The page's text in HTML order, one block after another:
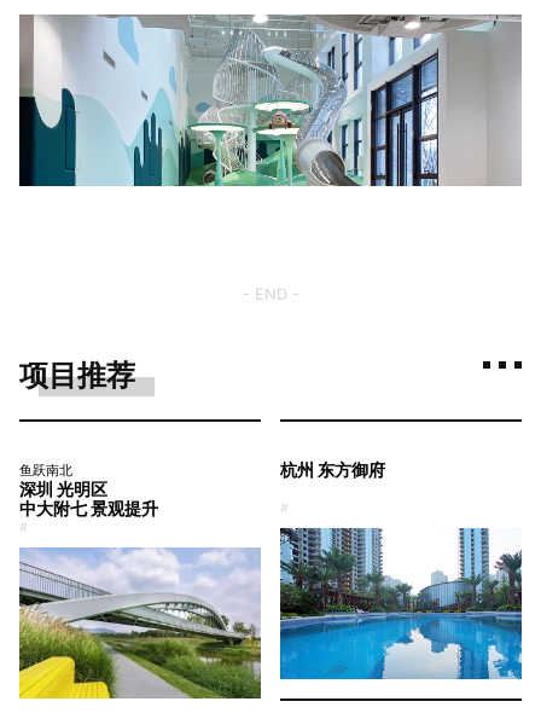
- END -
项目推荐
鱼跃南北
深圳 光明区
中大附七 景观提升
#
杭州 东方御府
#